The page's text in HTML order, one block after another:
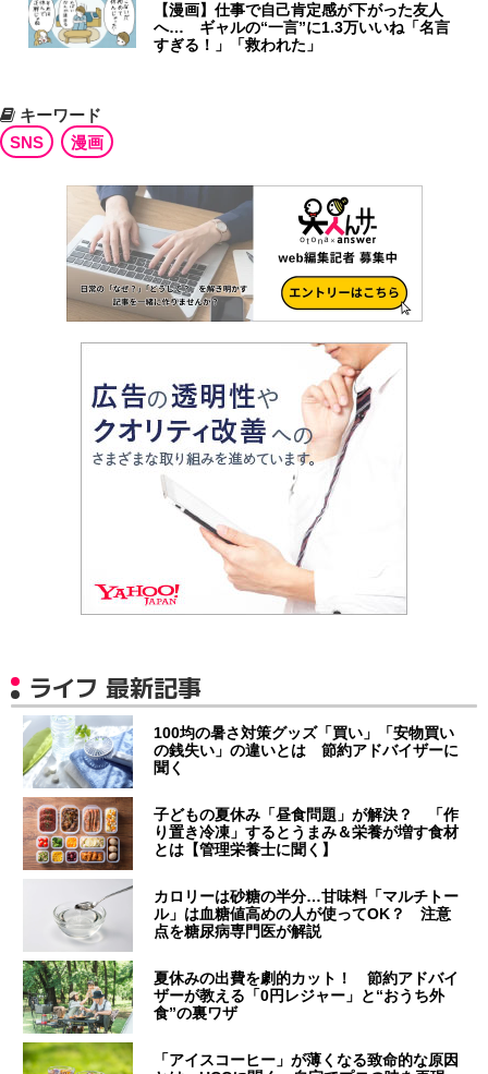
【漫画】仕事で自己肯定感が下がった友人
へ… ギャルの“一言”に1.3万いいね「名言
すぎる！」「救われた」
キーワード
SNS
漫画
ライフ 最新記事
100均の暑さ対策グッズ「買い」「安物買い
の銭失い」の違いとは 節約アドバイザーに
聞く
子どもの夏休み「昼食問題」が解決？ 「作
り置き冷凍」するとうまみ＆栄養が増す食材
とは【管理栄養士に聞く】
カロリーは砂糖の半分…甘味料「マルチトー
ル」は血糖値高めの人が使ってOK？ 注意
点を糖尿病専門医が解説
夏休みの出費を劇的カット！ 節約アドバイ
ザーが教える「0円レジャー」と“おうち外
食”の裏ワザ
「アイスコーヒー」が薄くなる致命的な原因